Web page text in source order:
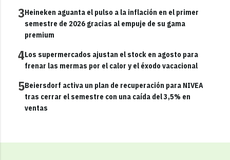
3Heineken aguanta el pulso a la inflación en el primer
semestre de 2026 gracias al empuje de su gama
premium
4Los supermercados ajustan el stock en agosto para
frenar las mermas por el calor y el éxodo vacacional
5Beiersdorf activa un plan de recuperación para NIVEA
tras cerrar el semestre con una caída del 3,5% en
ventas